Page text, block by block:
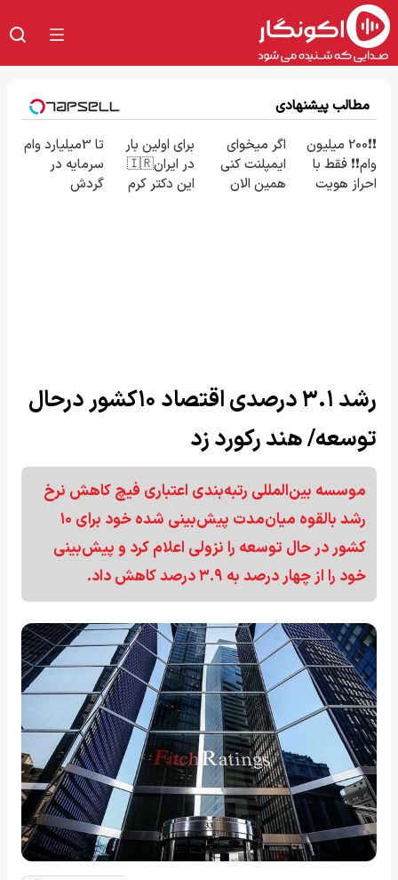
مطالب پیشنهادی
❗❗200 میلیون
وام❗❗ فقط با
احراز هویت
اگر میخوای
ایمپلنت کنی
همین الان
برای اولین بار
در ایران🇮🇷
این دکتر کرم
تا 3میلیارد وام
سرمایه در
گردش
رشد ۳.۱ درصدی اقتصاد ۱۰کشور درحال
توسعه/ هند رکورد زد
موسسه بین‌المللی رتبه‌بندی اعتباری فیچ کاهش نرخ
رشد بالقوه میان‌مدت پیش‌بینی‌ شده خود برای ۱۰
کشور در حال توسعه را نزولی اعلام کرد و پیش‌بینی
خود را از چهار درصد به ۳.۹ درصد کاهش داد.